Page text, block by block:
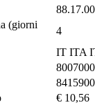
(giorni
4
IT ITA
€ 10,56